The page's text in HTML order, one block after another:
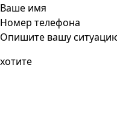
Ваше имя
Номер телефона
Опишите вашу
хотите